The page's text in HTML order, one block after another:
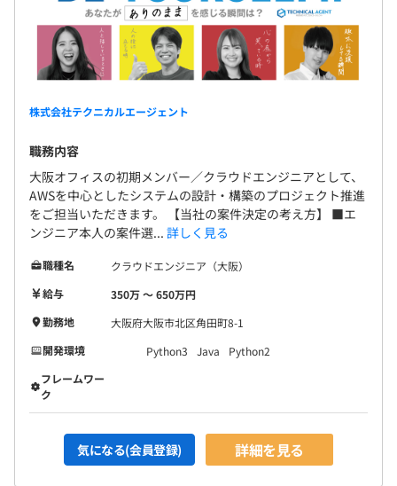
株式会社テクニカルエージェント
職務内容
大阪オフィスの初期メンバー／クラウドエンジニアとして、
AWSを中心としたシステムの設計・構築のプロジェクト推進
をご担当いただきます。 【当社の案件決定の考え方】 ■エ
ンジニア本人の案件選... 詳しく見る
職種名
クラウドエンジニア（大阪）
給与
350万 〜 650万円
勤務地
大阪府大阪市北区角田町8-1
開発環境
Python3 Java
Python2
フレームワー
ク
気になる(会員登録) 詳細を見る